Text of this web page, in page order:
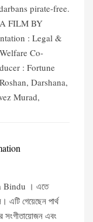
pirate-free.
A FILM BY
: Legal &
Co-
: Fortune
Darshana,
Murad,
Bindu । এতে
এটি গেয়েছেন পার্থ
সংগীতায়োজন এবং